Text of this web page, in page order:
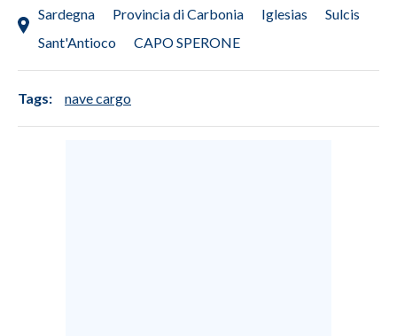
Sardegna Provincia di Carbonia Iglesias
Sulcis
Sant'Antioco
CAPO SPERONE
Tags: nave cargo